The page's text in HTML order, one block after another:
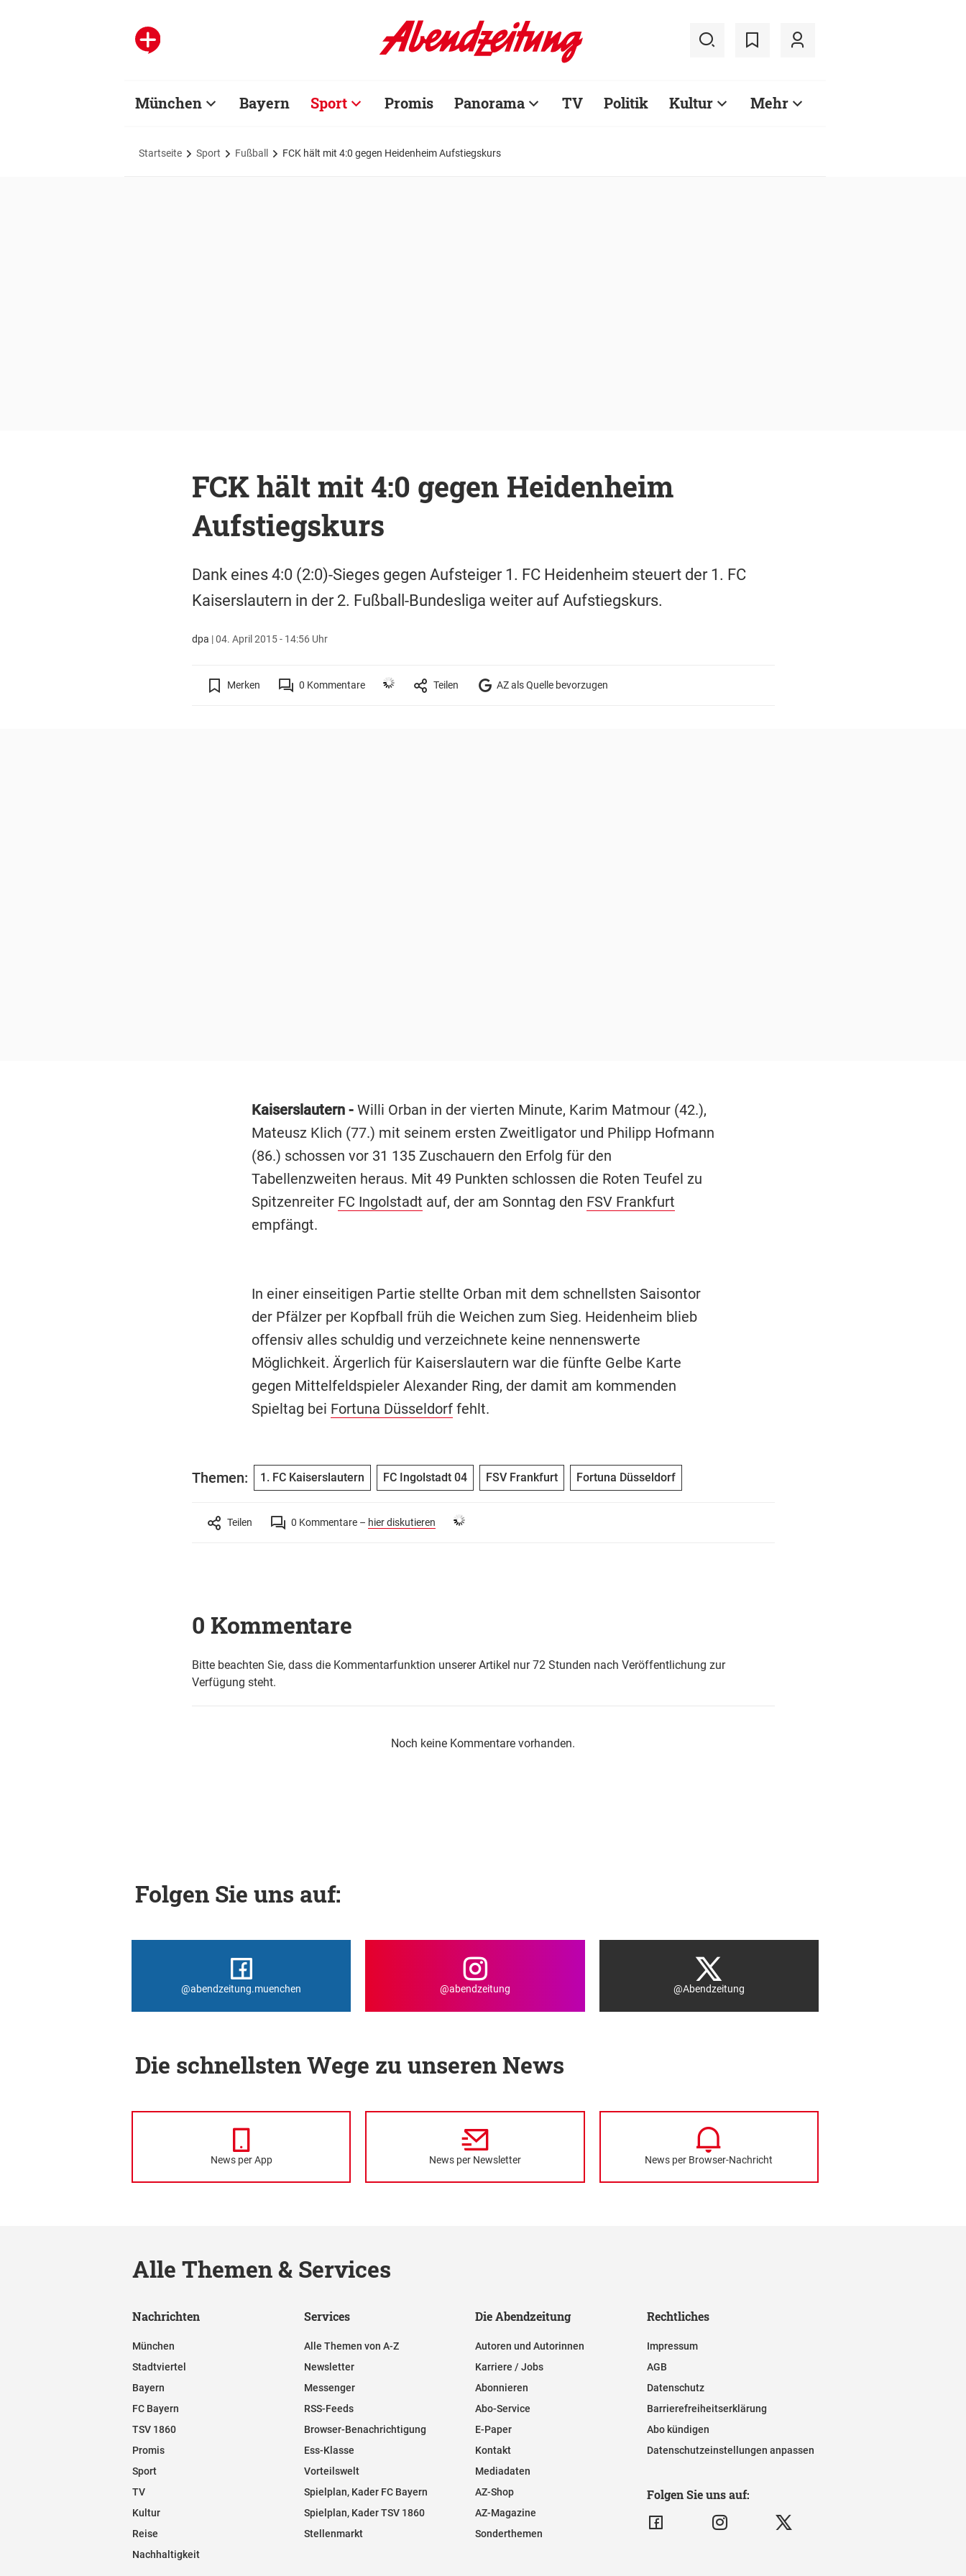
München Bayern Sport Promis Panorama TV Politik Kultur Mehr
Startseite Sport Fußball FCK hält mit 4:0 gegen Heidenheim Aufstiegskurs
FCK hält mit 4:0 gegen Heidenheim
Aufstiegskurs
Dank eines 4:0 (2:0)-Sieges gegen Aufsteiger 1. FC Heidenheim steuert der 1. FC
Kaiserslautern in der 2. Fußball-Bundesliga weiter auf Aufstiegskurs.
dpa |04. April 2015 - 14:56 Uhr
Merken 0 Kommentare Teilen AZ als Quelle bevorzugen
Kaiserslautern - Willi Orban in der vierten Minute, Karim Matmour (42.),
Mateusz Klich (77.) mit seinem ersten Zweitligator und Philipp Hofmann
(86.) schossen vor 31 135 Zuschauern den Erfolg für den
Tabellenzweiten heraus. Mit 49 Punkten schlossen die Roten Teufel zu
Spitzenreiter FC Ingolstadt auf, der am Sonntag den FSV Frankfurt
empfängt.
In einer einseitigen Partie stellte Orban mit dem schnellsten Saisontor
der Pfälzer per Kopfball früh die Weichen zum Sieg. Heidenheim blieb
offensiv alles schuldig und verzeichnete keine nennenswerte
Möglichkeit. Ärgerlich für Kaiserslautern war die fünfte Gelbe Karte
gegen Mittelfeldspieler Alexander Ring, der damit am kommenden
Spieltag bei Fortuna Düsseldorffehlt.
Themen: 1. FC Kaiserslautern FC Ingolstadt 04 FSV Frankfurt Fortuna Düsseldorf
Teilen 0 Kommentare – hier diskutieren
0 Kommentare
Bitte beachten Sie, dass die Kommentarfunktion unserer Artikel nur 72 Stunden nach Veröffentlichung zur
Verfügung steht.
Noch keine Kommentare vorhanden.
Folgen Sie uns auf:
@abendzeitung.muenchen @abendzeitung @Abendzeitung
Die schnellsten Wege zu unseren News
News per App News per Newsletter News per Browser-Nachricht
Alle Themen & Services
Nachrichten
München
Stadtviertel
Bayern
FC Bayern
TSV 1860
Promis
Sport
TV
Kultur
Reise
Nachhaltigkeit
Services
Alle Themen von A-Z
Newsletter
Messenger
RSS-Feeds
Browser-Benachrichtigung
Ess-Klasse
Vorteilswelt
Spielplan, Kader FC Bayern
Spielplan, Kader TSV 1860
Stellenmarkt
Die Abendzeitung
Autoren und Autorinnen
Karriere / Jobs
Abonnieren
Abo-Service
E-Paper
Kontakt
Mediadaten
AZ-Shop
AZ-Magazine
Sonderthemen
Rechtliches
Impressum
AGB
Datenschutz
Barrierefreiheitserklärung
Abo kündigen
Datenschutzeinstellungen anpassen
Folgen Sie uns auf: